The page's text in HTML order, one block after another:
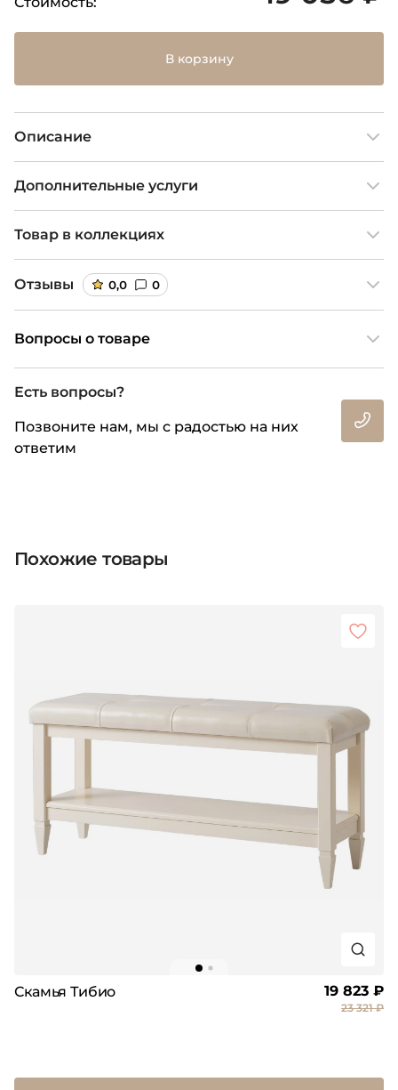
В корзину
Описание
Дополнительные услуги
Товар в коллекциях
Отзывы 0,0 0
Вопросы о товаре
Есть вопросы?
Позвоните нам, мы с радостью на них
ответим
Похожие товары
Скамья Тибио 19 823 ₽
23 321 ₽